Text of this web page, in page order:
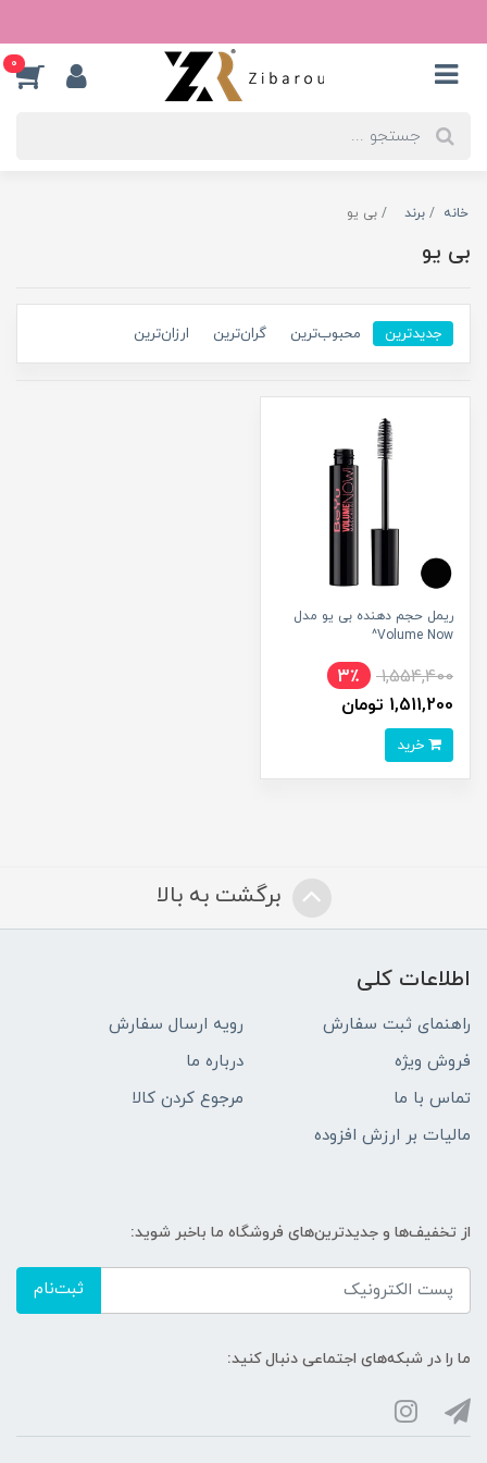
0
خانه برند بی یو
بی یو
جدیدترین محبوب‌ترین گران‌ترین ارزان‌ترین
ریمل حجم دهنده بی یو مدل
Volume Now^
1,554,400
3٪
1,511,200 تومان
برگشت به بالا
اطلاعات کلی
راهنمای ثبت سفارش
رویه ارسال سفارش
فروش ویژه
درباره ما
تماس با ما
مرجوع کردن کالا
مالیات بر ارزش افزوده
از تخفیف‌ها و جدیدترین‌های فروشگاه ما باخبر شوید:
ثبت‌نام
ما را در شبکه‌های اجتماعی دنبال کنید: